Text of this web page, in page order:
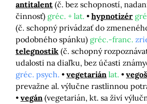
antitalent (č. bez schopností,
činnosť) gréc. + lat. hypnotizér
(č. schopný privádzať do
podobného spánku) gréc.-franc.
telegnostik (č. schopný
udalosti na diaľku, bez účasti
gréc. psych.
vegetarián lat. vegoš
prevažne al. výlučne rastlinnou
vegán (vegetarián, kt. sa živí